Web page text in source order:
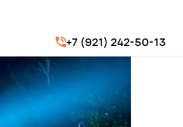
+7 (921) 242-50-13